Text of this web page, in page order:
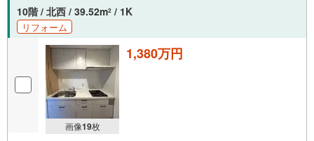
10階 / 北西 / 39.52m2 / 1K
リフォーム
画像19枚
1,380万円